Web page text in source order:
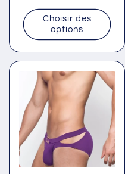
Choisir des
options